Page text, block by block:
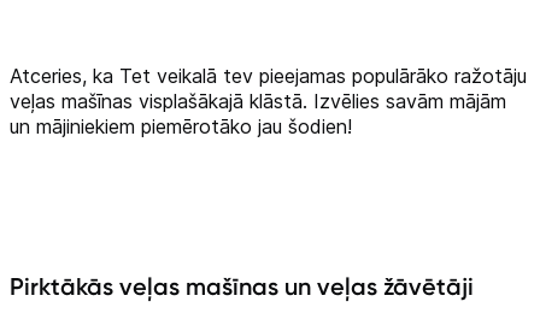
Atceries, ka Tet veikalā tev pieejamas populārāko ražotāju
veļas mašīnas visplašākajā klāstā. Izvēlies savām mājām
un mājiniekiem piemērotāko jau šodien!
Pirktākās veļas mašīnas un veļas žāvētāji